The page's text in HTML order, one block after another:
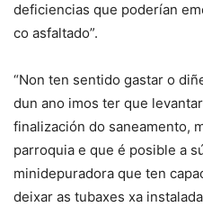
deficiencias que poderían
co asfaltado”.
“Non ten sentido gastar o
dun ano imos ter que
finalización do saneamento,
parroquia e que é posible a
minidepuradora que ten
deixar as tubaxes xa